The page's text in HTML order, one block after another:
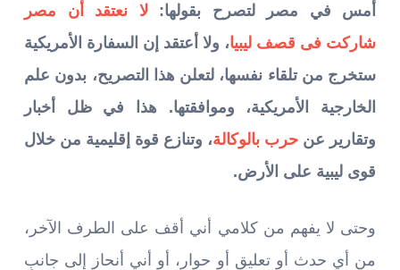
أمس في مصر لتصرح بقولها:لا نعتقد أن مصر
شاركت فى قصف ليبيا، ولا أعتقد إن السفارة الأمريكية
ستخرج من تلقاء نفسها، لتعلن هذا التصريح، بدون علم
الخارجية الأمريكية، وموافقتها. هذا في ظل أخبار
وتقارير عن حرب بالوكالة، وتنازع قوة إقليمية من خلال
قوى ليبية على الأرض.
وحتى لا يفهم من كلامي أني أقف على الطرف الآخر،
من أي حدث أو تعليق أو حوار، أو أني أنحاز إلى جانبٍ